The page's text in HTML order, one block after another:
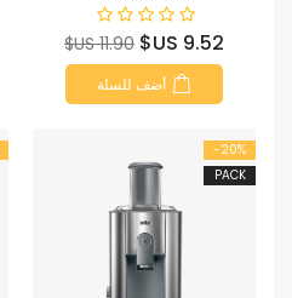
السعر
9.52 US$ السعر
الأساسي
11.90 US$
أضف للسلة
‎-20%
PACK